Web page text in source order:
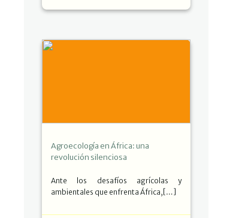
Agroecología en África: una
revolución silenciosa
Ante los desafíos agrícolas y
ambientales que enfrenta África,[…]